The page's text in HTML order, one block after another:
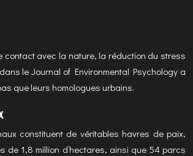
contact avec la nature, la réduction du stress
le Journal of Environmental Psychology a
que leurs homologues urbains.
constituent de véritables havres de paix,
1,8 million d’hectares, ainsi que 54 parcs